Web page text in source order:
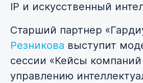
IP и искусственный
Старший партнер
Резникова выступит
сессии «Кейсы
управлению